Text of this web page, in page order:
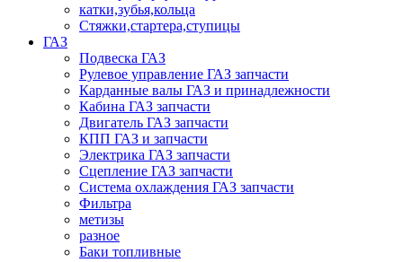
катки,зубья,кольца
Стяжки,стартера,ступицы
ГАЗ
Подвеска ГАЗ
Рулевое управление ГАЗ запчасти
Карданные валы ГАЗ и принадлежности
Кабина ГАЗ запчасти
Двигатель ГАЗ запчасти
КПП ГАЗ и запчасти
Электрика ГАЗ запчасти
Сцепление ГАЗ запчасти
Система охлаждения ГАЗ запчасти
Фильтра
метизы
разное
Баки топливные